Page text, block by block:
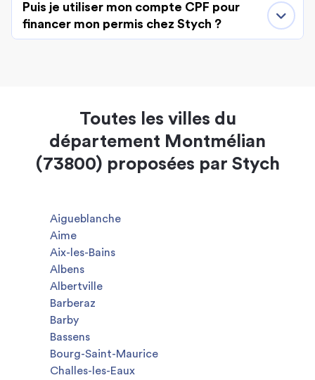
Puis je utiliser mon compte CPF pour
financer mon permis chez Stych ?
Toutes les villes du
département Montmélian
(73800) proposées par Stych
Aigueblanche
Aime
Aix-les-Bains
Albens
Albertville
Barberaz
Barby
Bassens
Bourg-Saint-Maurice
Challes-les-Eaux